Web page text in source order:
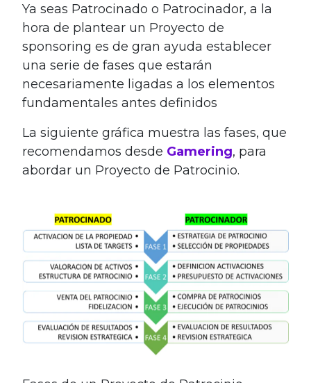
Ya seas Patrocinado o Patrocinador, a la
hora de plantear un Proyecto de
sponsoring es de gran ayuda establecer
una serie de fases que estarán
necesariamente ligadas a los elementos
fundamentales antes definidos
La siguiente gráfica muestra las fases, que
recomendamos desde Gamering, para
abordar un Proyecto de Patrocinio.